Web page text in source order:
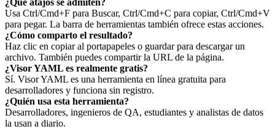
Usa Ctrl/Cmd+F para Buscar, Ctrl/Cmd+C para copiar, Ctrl/Cmd+V
para pegar. La barra de herramientas también ofrece estas acciones.
¿Cómo comparto el resultado?
Haz clic en copiar al portapapeles o guardar para descargar un
archivo. También puedes compartir la URL de la página.
¿Visor YAML es realmente gratis?
Sí. Visor YAML es una herramienta en línea gratuita para
desarrolladores y funciona sin registro.
¿Quién usa esta herramienta?
Desarrolladores, ingenieros de QA, estudiantes y analistas de datos
la usan a diario.